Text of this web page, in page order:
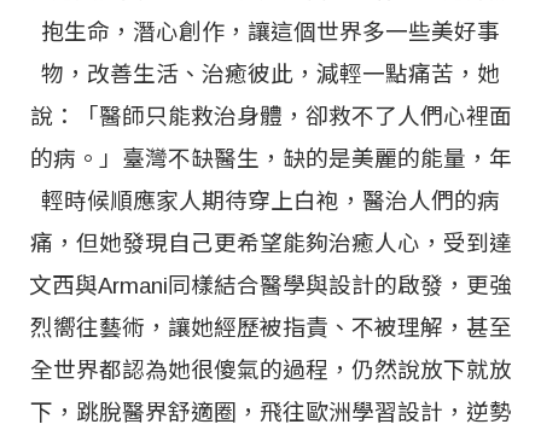
抱生命，潛心創作，讓這個世界多一些美好事
物，改善生活、治癒彼此，減輕一點痛苦，她
說：「醫師只能救治身體，卻救不了人們心裡面
的病。」臺灣不缺醫生，缺的是美麗的能量，年
輕時候順應家人期待穿上白袍，醫治人們的病
痛，但她發現自己更希望能夠治癒人心，受到達
文西與Armani同樣結合醫學與設計的啟發，更強
烈嚮往藝術，讓她經歷被指責、不被理解，甚至
全世界都認為她很傻氣的過程，仍然說放下就放
下，跳脫醫界舒適圈，飛往歐洲學習設計，逆勢